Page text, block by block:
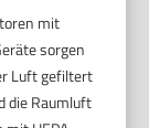
mit
sorgen
Luft gefiltert
die Raumluft